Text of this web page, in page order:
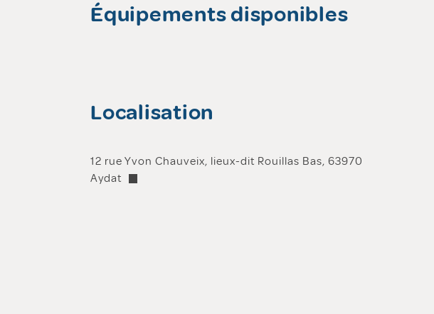
Équipements disponibles
Localisation
12 rue Yvon Chauveix, lieux-dit Rouillas Bas, 63970
Aydat